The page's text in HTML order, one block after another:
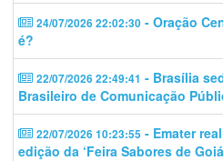
24/07/2026 22:02:30 - Oração
é?
22/07/2026 22:49:41 - Brasília
Brasileiro de Comunicação
22/07/2026 10:23:55 - Emater
edição da ‘Feira Sabores de